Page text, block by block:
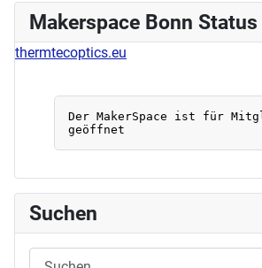
Makerspace Bonn Status
thermtecoptics.eu
Suchen